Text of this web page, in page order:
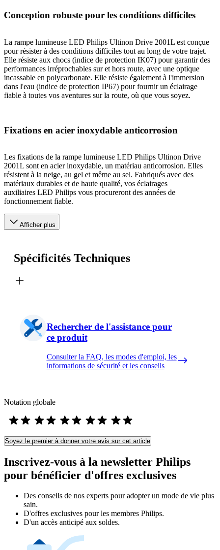
Conception robuste pour les conditions difficiles
La rampe lumineuse LED Philips Ultinon Drive 2001L est conçue
pour résister à des conditions difficiles tout au long de votre trajet.
Elle résiste aux chocs (indice de protection IK07) pour garantir des
performances irréprochables sur et hors route, avec une optique
incassable en polycarbonate. Elle résiste également à l'immersion
dans l'eau (indice de protection IP67) pour fournir un éclairage
fiable à toutes vos aventures sur la route, où que vous soyez.
Fixations en acier inoxydable anticorrosion
Les fixations de la rampe lumineuse LED Philips Ultinon Drive
2001L sont en acier inoxydable, un matériau anticorrosion. Elles
résistent à la neige, au gel et même au sel. Fabriqués avec des
matériaux durables et de haute qualité, vos éclairages
auxiliaires LED Philips vous procureront des années de
fonctionnement fiable.
Afficher plus
Spécificités Techniques
Rechercher de l'assistance pour
ce produit
Consulter la FAQ, les modes d'emploi, les
informations de sécurité et les conseils
Notation globale
Soyez le premier à donner votre avis sur cet article
Inscrivez-vous à la newsletter Philips
pour bénéficier d'offres exclusives
Des conseils de nos experts pour adopter un mode de vie plus
sain.
D'offres exclusives pour les membres Philips.
D'un accès anticipé aux soldes.